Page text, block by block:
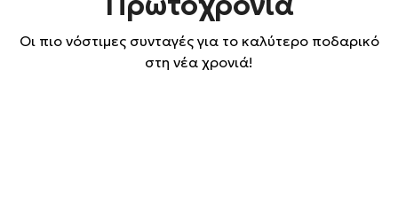
Οι πιο νόστιμες συνταγές για το καλύτερο ποδαρικό
στη νέα χρονιά!